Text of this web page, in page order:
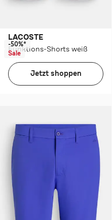
LACOSTE
Funktions-Shorts weiß
-50%*
Sale
Jetzt shoppen